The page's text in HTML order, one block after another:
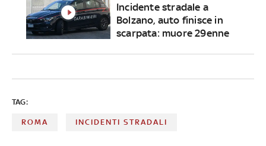
Incidente stradale a
Bolzano, auto finisce in
scarpata: muore 29enne
TAG:
ROMA INCIDENTI STRADALI